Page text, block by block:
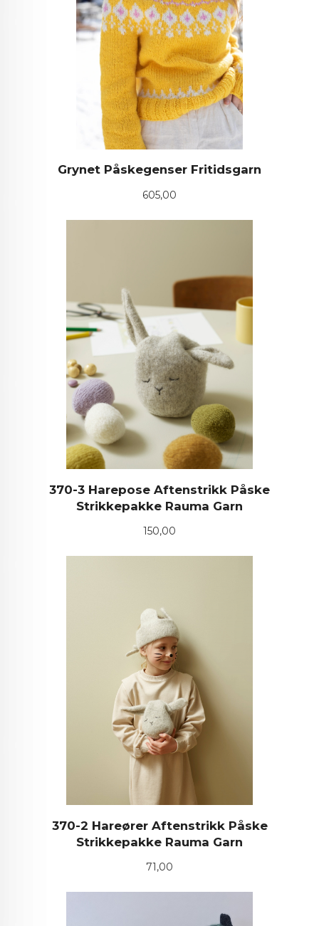
Grynet Påskegenser Fritidsgarn
Pris
605,00
370-3 Harepose Aftenstrikk Påske
Strikkepakke Rauma Garn
Pris
150,00
370-2 Hareører Aftenstrikk Påske
Strikkepakke Rauma Garn
Pris
71,00